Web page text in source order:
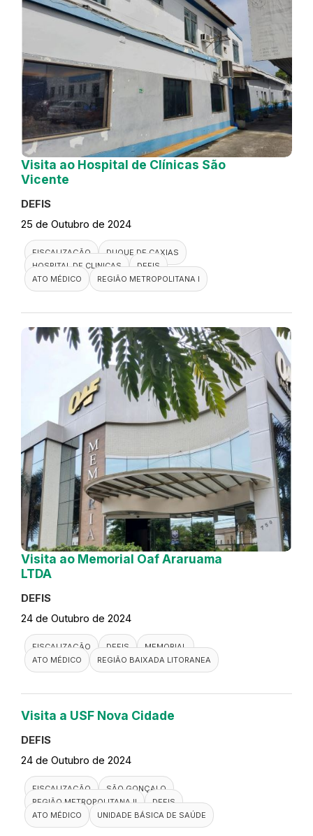
Visita ao Hospital de Clínicas São
Vicente
DEFIS
25 de Outubro de 2024
FISCALIZAÇÃO
DUQUE DE CAXIAS
HOSPITAL DE CLINICAS
DEFIS
ATO MÉDICO
REGIÃO METROPOLITANA I
Visita ao Memorial Oaf Araruama
LTDA
DEFIS
24 de Outubro de 2024
FISCALIZAÇÃO DEFIS
MEMORIAL
ATO MÉDICO
REGIÃO BAIXADA LITORANEA
Visita a USF Nova Cidade
DEFIS
24 de Outubro de 2024
FISCALIZAÇÃO
SÃO GONÇALO
REGIÃO METROPOLITANA II
DEFIS
ATO MÉDICO
UNIDADE BÁSICA DE SAÚDE